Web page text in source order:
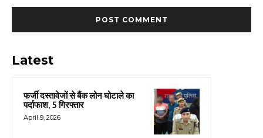
Latest
फर्जी दस्तावेजों से बैंक लोन घोटाले का
पर्दाफाश, 5 गिरफ्तार
April 9, 2026